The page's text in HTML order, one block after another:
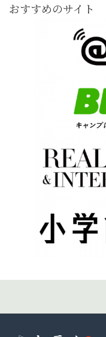
おすすめのサイト